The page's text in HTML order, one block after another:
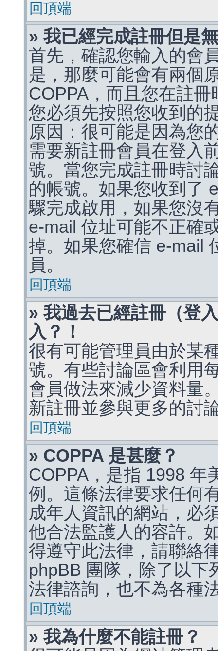
回頂端
» 我已經完成註冊但是
首先，確認您輸入的會
是，那麼可能會有兩個
COPPA，而且您在註
您必須先按照您收到的
原因：很可能是因為您
需要新註冊會員在登入
號。當您完成註冊時討
的帳號。如果您收到了
驟完成啟用，如果您沒
e-mail 位址可能不正確
掉。如果您確信 e-mail
員。
回頂端
» 我過去已經註冊（登
入？！
很有可能管理員由於某
號。有些討論區會利用
會員做法來減少資料量
新註冊並參與更多的討
回頂端
» COPPA 是甚麼？
COPPA，是指 1998 年
例。這條法律要求任何
成年人資訊的網站，必
他合法監護人的容許。
得遵守此法律，請聯絡
phpBB 團隊，除了以下
法律諮詢，也不為各種
回頂端
» 我為什麼不能註冊？